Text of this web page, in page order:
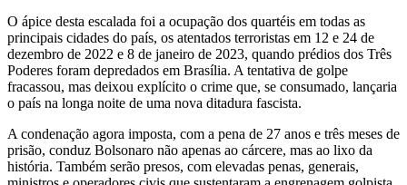
O ápice desta escalada foi a ocupação dos quartéis em todas as
principais cidades do país, os atentados terroristas em 12 e 24 de
dezembro de 2022 e 8 de janeiro de 2023, quando prédios dos Três
Poderes foram depredados em Brasília. A tentativa de golpe
fracassou, mas deixou explícito o crime que, se consumado, lançaria
o país na longa noite de uma nova ditadura fascista.
A condenação agora imposta, com a pena de 27 anos e três meses de
prisão, conduz Bolsonaro não apenas ao cárcere, mas ao lixo da
história. Também serão presos, com elevadas penas, generais,